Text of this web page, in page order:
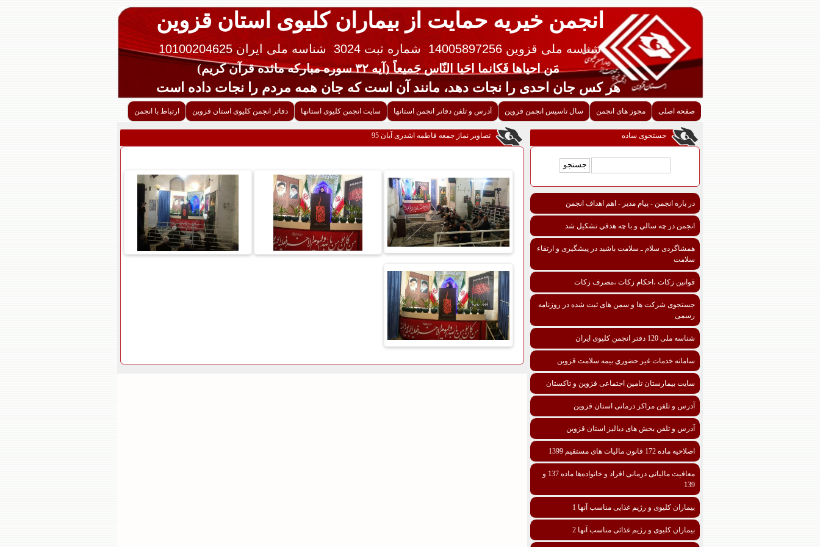
انجمن خیریه حمایت از بیماران کلیوی استان قزوین
شناسه ملی قزوین 14005897256 شماره ثبت 3024
شناسه ملی ایران 10100204625
مَن احیاها فَکانما احَیا النّاس جَمیعاً (آیه ۳۲ سوره مبارکه مائده قرآن کریم)
هر کس جان احدی را نجات دهد، مانند آن است که جان همه مردم را نجات داده است
صفحه اصلی مجوز های انجمن سال تاسیس انجمن قزوین آدرس و تلفن دفاتر انجمن استانها سایت انجمن کلیوی استانها دفاتر انجمن کلیوی استان قزوین ارتباط با انجمن
جستجوی ساده
در باره انجمن - پیام مدیر - اهم اهداف انجمن
انجمن در چه سالي و با چه هدفي تشكيل شد
همشاگردی سلام ـ سلامت باشید در پیشگیری و ارتقاء
سلامت
قوانین زکات ،احکام زکات ،مصرف زکات
جستجوی شرکت ها و سمن های ثبت شده در روزنامه
رسمی
شناسه ملی 120 دفتر انجمن کلیوی ایران
سامانه خدمات غیر حضوري بیمه سلامت قزوین
سایت بیمارستان تامین اجتماعی قزوین و تاکستان
آدرس و تلفن مراکز درمانی استان قزوین
آدرس و تلفن بخش های دیالیز استان قزوین
اصلاحیه ماده 172 قانون مالیات های مستقیم 1399
معافیت مالیاتی درمانی افراد و خانواده‌ها ماده 137 و
139
بیماران کلیوی و رژیم غذایی مناسب آنها 1
بیماران کلیوی و رژیم غذائی مناسب آنها 2
تصاویر نماز جمعه فاطمه اشدری آبان 95